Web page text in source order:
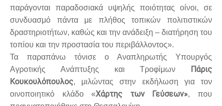
παράγονται παραδοσιακά υψηλής ποιότητας οίνοι, σε
συνδυασμό πάντα με πλήθος τοπικών πολιτιστικών
δραστηριοτήτων, καθώς και την ανάδειξη – διατήρηση του
τοπίου και την προστασία του περιβάλλοντος».
Τα παραπάνω τόνισε ο Αναπληρωτής Υπουργός
Αγροτικής Ανάπτυξης και Τροφίμων Πάρις
Κουκουλόπουλος, μιλώντας στην εκδήλωση για τον
οινοποιητικό κλάδο «Χάρτης των Γεύσεων», που